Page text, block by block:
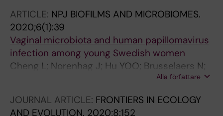
Koistinen I; Engstrand L
ARTICLE: NPJ BIOFILMS AND MICROBIOMES.
2020;6(1):39
Vaginal microbiota and human papillomavirus
infection among young Swedish women
Cheng L; Norenhag J; Hu YOO; Brusselaers N;
Fransson E; Ahrlund-Richter A; Gudnadottir U;
Koistinen I; Olovsson M; Engstrand L; Du J
Alla författare
JOURNAL ARTICLE: FRONTIERS IN ECOLOGY
AND EVOLUTION. 2020;8:152